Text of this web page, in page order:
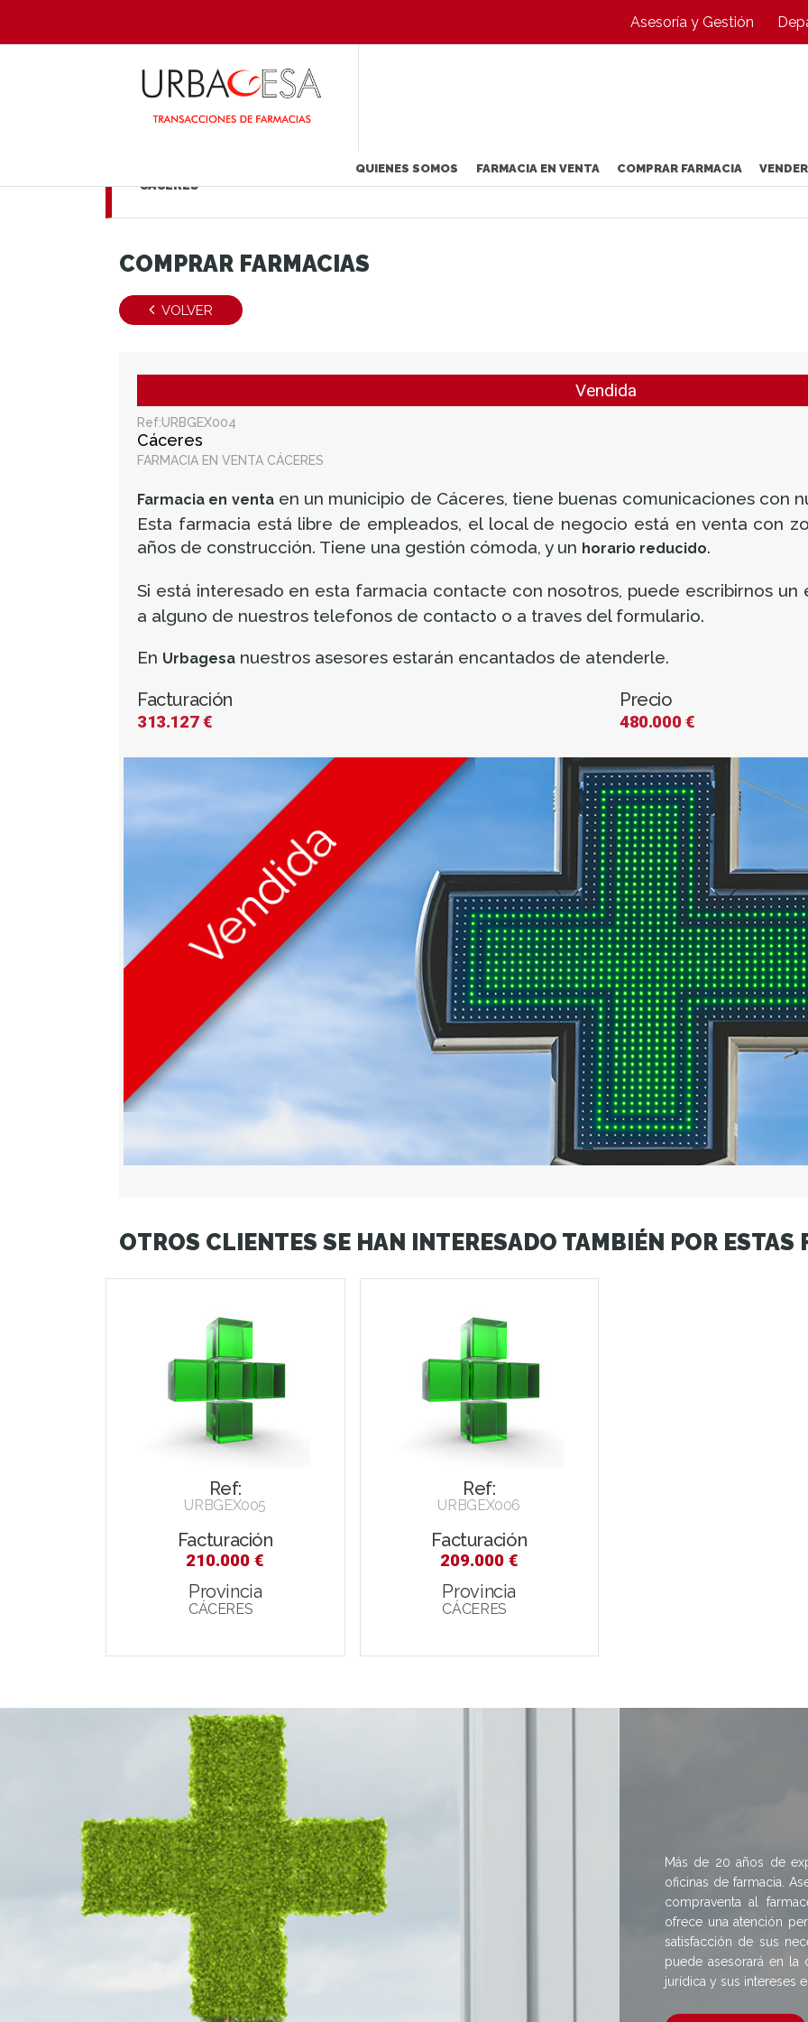
Asesoría y Gestión
QUIENES SOMOS FARMACIA EN VENTA COMPRAR FARMACIA
CÁCERES
COMPRAR FARMACIAS
VOLVER
Vendida
Ref:URBGEX004
Cáceres
FARMACIA EN VENTA CÁCERES
Farmacia en ventaen un municipio de Cáceres, tiene buenas comunicaciones con
Esta farmacia está libre de empleados, el local de negocio está en venta con
años de construcción. Tiene una gestión cómoda, y un horario reducido.
Si está interesado en esta farmacia contacte con nosotros, puede escribirnos un
a alguno de nuestros telefonos de contacto o a traves del formulario.
En Urbagesa nuestros asesores estarán encantados de atenderle.
Facturación
313.127 €
Precio
480.000 €
OTROS CLIENTES SE HAN INTERESADO TAMBIÉN POR ESTAS
Ref:
URBGEX005
Facturación
210.000 €
Provincia
CÁCERES
Ref:
URBGEX006
Facturación
209.000 €
Provincia
CÁCERES
Más de 20 años de
oficinas de farmacia.
compraventa al
ofrece una atención
satisfacción de sus
puede asesorará en la
jurídica y sus intereses